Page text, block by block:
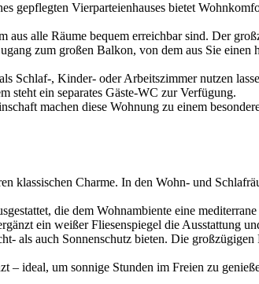
gepflegten Vierparteienhauses bietet
alle Räume bequem erreichbar sind. Der
zum großen Balkon, von dem aus Sie
Schlaf-, Kinder- oder Arbeitszimmer nutzen
steht ein separates Gäste-WC zur Verfügung.
machen diese Wohnung zu einem
klassischen Charme. In den Wohn- und
die dem Wohnambiente eine
ein weißer Fliesenspiegel die Ausstattung
als auch Sonnenschutz bieten. Die
– ideal, um sonnige Stunden im Freien zu